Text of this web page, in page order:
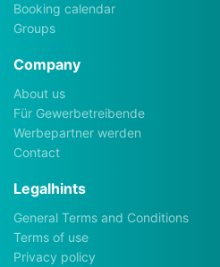
Booking calendar
Groups
Company
About us
Für Gewerbetreibende
Werbepartner werden
Contact
Legalhints
General Terms and Conditions
Terms of use
Privacy policy